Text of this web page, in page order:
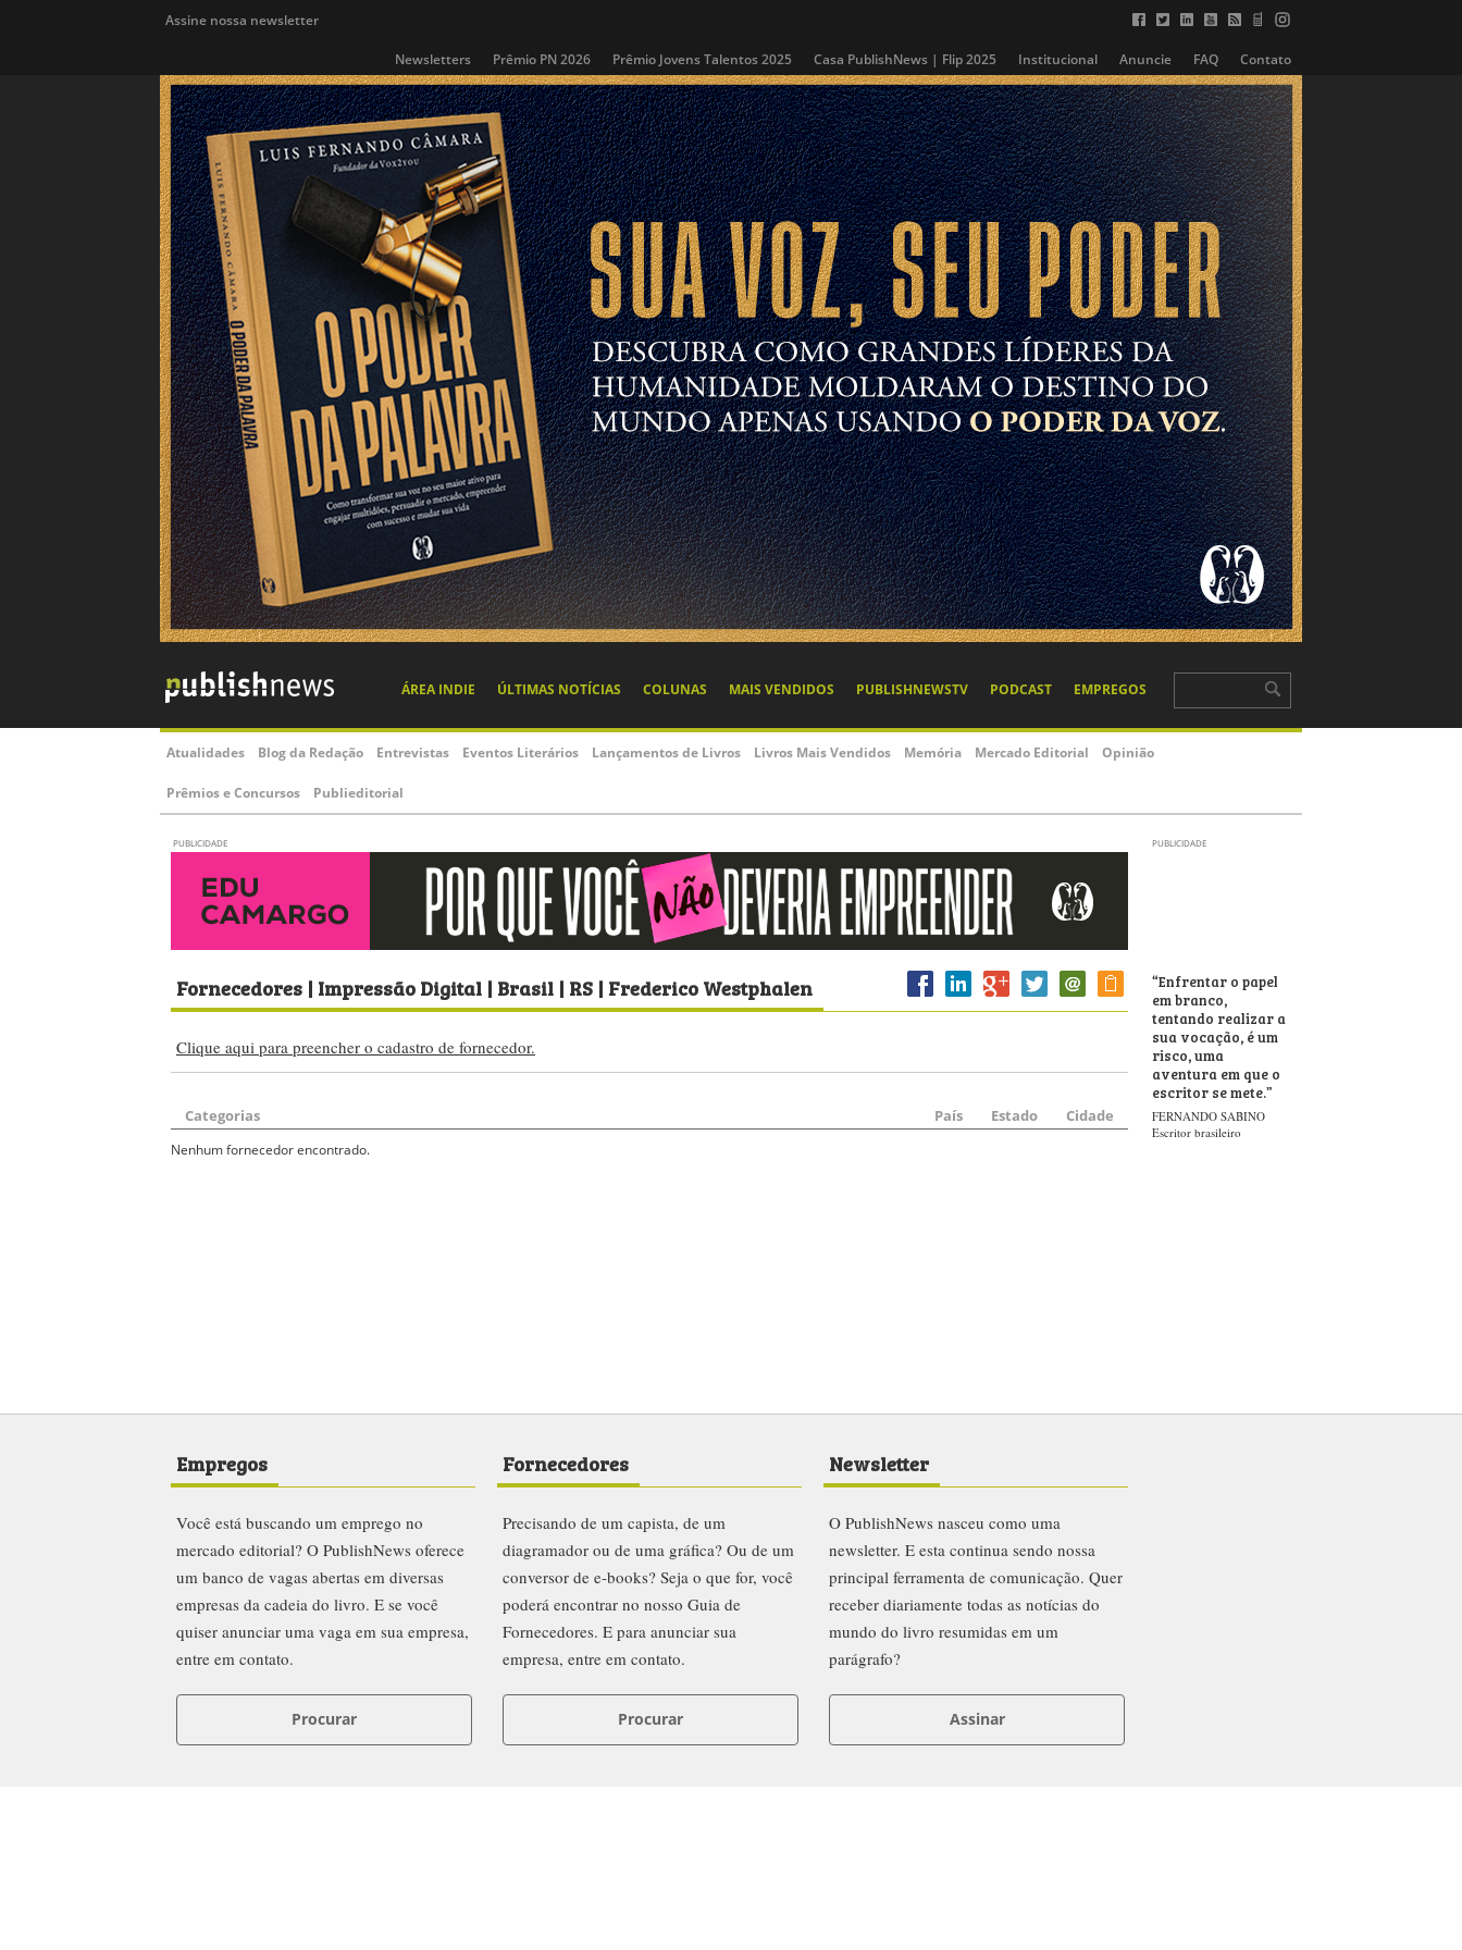
Assine nossa newsletter
Newsletters Prêmio PN 2026 Prêmio Jovens Talentos 2025 Casa PublishNews | Flip 2025 Institucional Anuncie FAQ Contato
ÁREA INDIE ÚLTIMAS NOTÍCIAS COLUNAS MAIS VENDIDOS PUBLISHNEWSTV PODCAST EMPREGOS
Atualidades Blog da Redação Entrevistas Eventos Literários Lançamentos de Livros Livros Mais Vendidos Memória Mercado Editorial Opinião
Prêmios e Concursos Publieditorial
PUBLICIDADE PUBLICIDADE
Fornecedores | Impressão Digital | Brasil | RS | Frederico Westphalen
Clique aqui para preencher o cadastro de fornecedor.
Categorias País Estado Cidade
Nenhum fornecedor encontrado.
“Enfrentar o papel
em branco,
tentando realizar a
sua vocação, é um
risco, uma
aventura em que o
escritor se mete.”
FERNANDO SABINO
Escritor brasileiro
Empregos
Você está buscando um emprego no
mercado editorial? O PublishNews oferece
um banco de vagas abertas em diversas
empresas da cadeia do livro. E se você
quiser anunciar uma vaga em sua empresa,
entre em contato.
Procurar
Fornecedores
Precisando de um capista, de um
diagramador ou de uma gráfica? Ou de um
conversor de e-books? Seja o que for, você
poderá encontrar no nosso Guia de
Fornecedores. E para anunciar sua
empresa, entre em contato.
Procurar
Newsletter
O PublishNews nasceu como uma
newsletter. E esta continua sendo nossa
principal ferramenta de comunicação. Quer
receber diariamente todas as notícias do
mundo do livro resumidas em um
parágrafo?
Assinar